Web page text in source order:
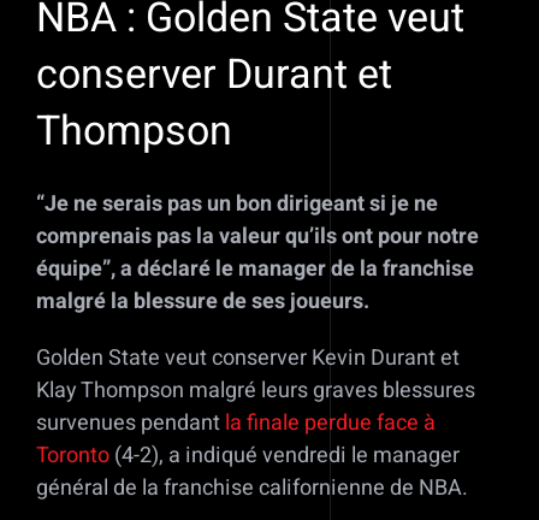
NBA : Golden State veut
conserver Durant et
Thompson
“Je ne serais pas un bon dirigeant si je ne
comprenais pas la valeur qu’ils ont pour notre
équipe”, a déclaré le manager de la franchise
malgré la blessure de ses joueurs.
Golden State veut conserver Kevin Durant et
Klay Thompson malgré leurs graves blessures
survenues pendantla finale perdue face à
Toronto(4-2), a indiqué vendredi le manager
général de la franchise californienne de NBA.